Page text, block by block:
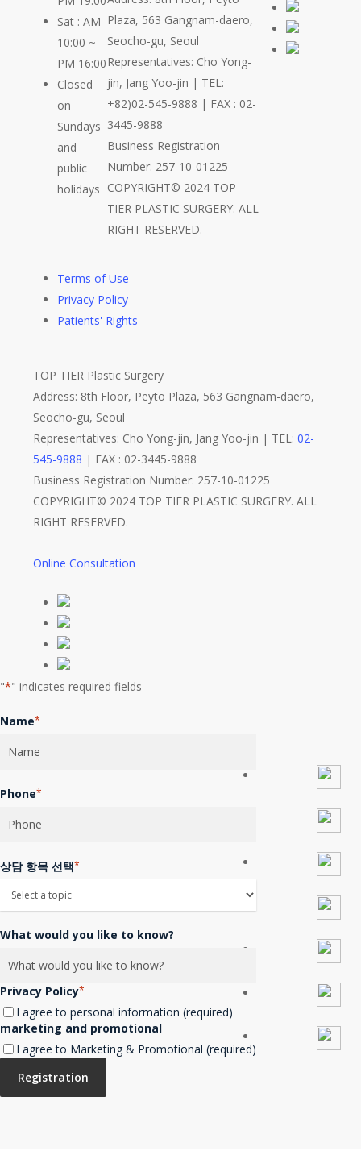
Sat : AM
10:00 ~
PM 16:00
Closed
on
Sundays
and
public
holidays
Plaza, 563 Gangnam-daero,
Seocho-gu, Seoul
Representatives: Cho Yong-
jin, Jang Yoo-jin | TEL:
+82)02-545-9888 | FAX : 02-
3445-9888
Business Registration
Number: 257-10-01225
COPYRIGHT© 2024 TOP
TIER PLASTIC SURGERY. ALL
RIGHT RESERVED.
Terms of Use
Privacy Policy
Patients' Rights
TOP TIER Plastic Surgery
Address: 8th Floor, Peyto Plaza, 563 Gangnam-daero,
Seocho-gu, Seoul
Representatives: Cho Yong-jin, Jang Yoo-jin | TEL: 02-
545-9888 | FAX : 02-3445-9888
Business Registration Number: 257-10-01225
COPYRIGHT© 2024 TOP TIER PLASTIC SURGERY. ALL
RIGHT RESERVED.
Online Consultation
"*" indicates required fields
Name*
Phone*
상담 항목 선택*
What would you like to know?
Privacy Policy*
I agree to personal information (required)
marketing and promotional
I agree to Marketing & Promotional (required)